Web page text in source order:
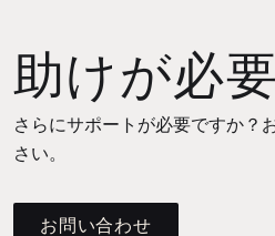
助けが必
さらにサポートが必要ですか？
さい。
お問い合わせ